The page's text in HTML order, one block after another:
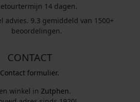
14 dagen.
advies. 9.3 gemiddeld van 1500+
beoordelingen.
CONTACT
Contact formulier.
winkel in Zutphen.